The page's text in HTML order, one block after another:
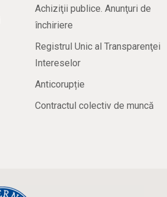
Achiziţii publice. Anunţuri de
închiriere
Registrul Unic al Transparenţei
Intereselor
Anticorupție
Contractul colectiv de muncă